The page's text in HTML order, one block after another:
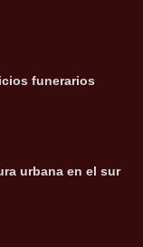
funerarios
urbana en el sur